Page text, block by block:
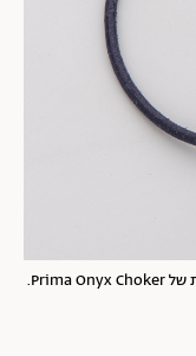
הקולקציה האחרונה של Born From Rock. שרשרת של Prima Onyx Choker.